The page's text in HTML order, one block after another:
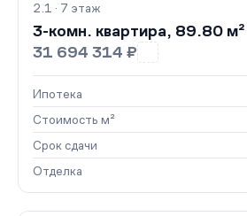
2.1 · 7 этаж
3-комн. квартира, 89.80 м²
31 694 314 ₽
Ипотека
Стоимость м²
Срок сдачи
Отделка